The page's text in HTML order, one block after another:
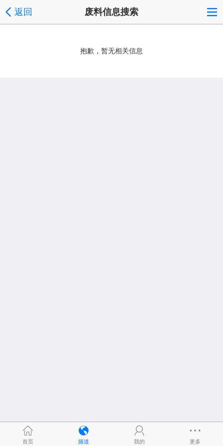
返回 废料信息搜索
抱歉，暂无相关信息
首页 频道 我的 更多